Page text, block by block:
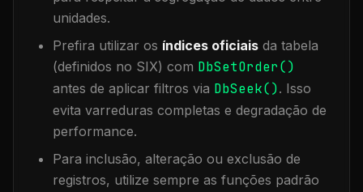
unidades.
Prefira utilizar os índices oficiais da tabela
(definidos no SIX) com DbSetOrder()
antes de aplicar filtros via DbSeek(). Isso
evita varreduras completas e degradação de
performance.
Para inclusão, alteração ou exclusão de
registros, utilize sempre as funções padrão